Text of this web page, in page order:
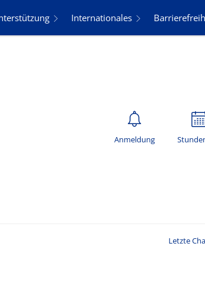
Internationales
Anmeldung
Letzte